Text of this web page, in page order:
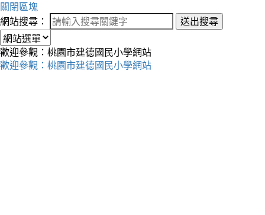
關閉區塊
網站搜尋：
送出搜尋
歡迎參觀：桃園市建德國民小學網站
歡迎參觀：桃園市建德國民小學網站